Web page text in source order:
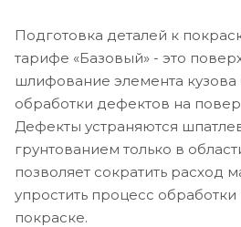
Подготовка деталей к
тарифе «Базовый» - это
шлифование элемента кузова
обработки дефектов на
Дефекты устраняются
грунтованием только в
позволяет сократить расход
упростить процесс
покраске.